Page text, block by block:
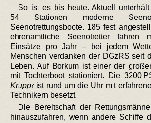
So ist es bis heute. Aktuell
54 Stationen moderne
Seenotrettungsboote. 185 fest
ehrenamtliche Seenotretter fahren
Einsätze pro Jahr – bei jedem
Menschen verdanken der DGzRS seit
Leben. Auf Borkum ist einer der
mit Tochterboot stationiert. Die 3200
Krupp‹ ist rund um die Uhr mit
Technikern besetzt.
Die Bereitschaft der
hinauszufahren, wenn andere Schiffe